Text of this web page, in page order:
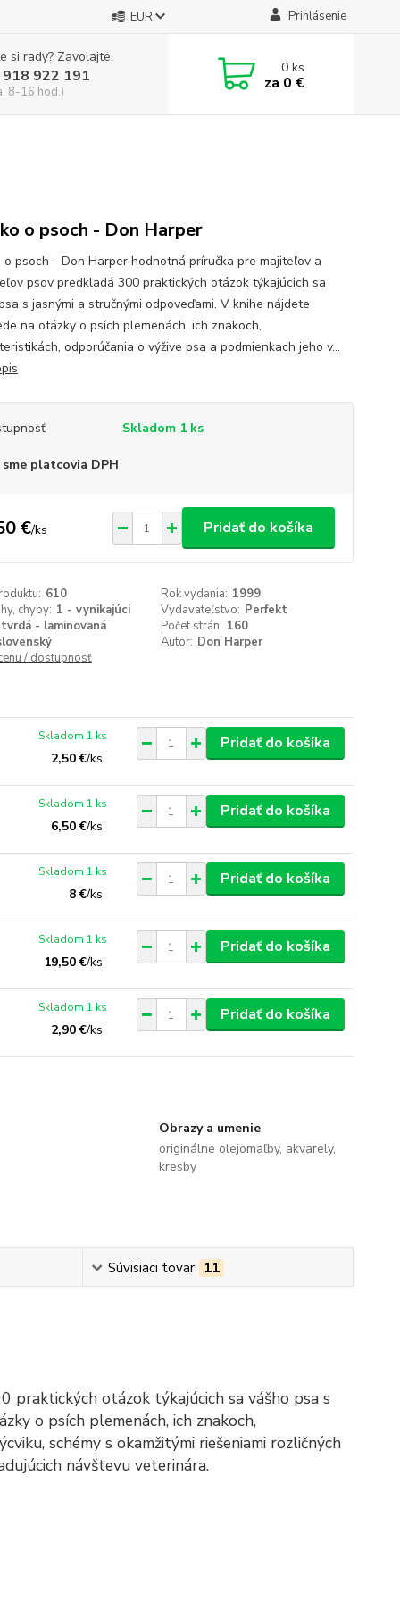
EUR Prihlásenie
si rady? Zavolajte.
922 191
8-16 hod.)
0ks
za 0 €
o psoch - Don Harper
o psoch - Don Harper hodnotná príručka pre majiteľov a
psov predkladá 300 praktických otázok týkajúcich sa
s jasnými a stručnými odpoveďami. V knihe nájdete
na otázky o psích plemenách, ich znakoch,
odporúčania o výžive psa a podmienkach jeho v...
Skladom 1 ks
sme platcovia DPH
€/ks Pridať do košíka
610 Rok vydania: 1999
chyby: 1 - vynikajúci Vydavateľstvo: Perfekt
tvrdá - laminovaná Počet strán: 160
Autor: Don Harper
/ dostupnosť
2,50 €/ks
Skladom 1 ks Pridať do košíka
6,50 €/ks
Skladom 1 ks Pridať do košíka
8 €/ks
Skladom 1 ks Pridať do košíka
19,50 €/ks
Skladom 1 ks Pridať do košíka
2,90 €/ks
Skladom 1 ks Pridať do košíka
Obrazy a umenie
originálne olejomaľby, akvarely,
kresby
Súvisiaci tovar 11
otázok týkajúcich sa vášho psa s
o psích plemenách, ich znakoch,
schémy s okamžitými riešeniami rozličných
návštevu veterinára.